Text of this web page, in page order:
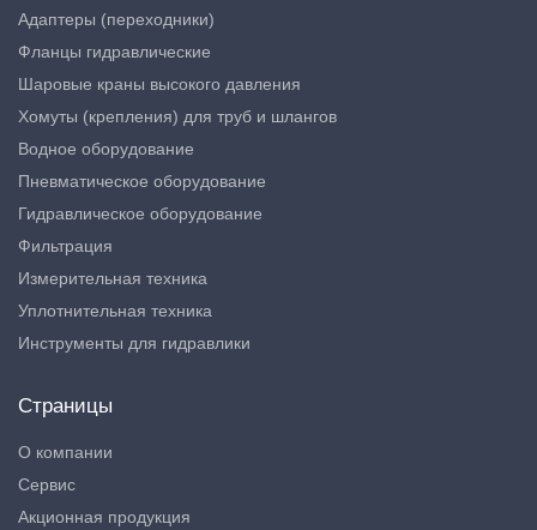
Адаптеры (переходники)
Фланцы гидравлические
Шаровые краны высокого давления
Хомуты (крепления) для труб и шлангов
Водное оборудование
Пневматическое оборудование
Гидравлическое оборудование
Фильтрация
Измерительная техника
Уплотнительная техника
Инструменты для гидравлики
Страницы
О компании
Сервис
Акционная продукция